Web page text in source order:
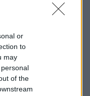
or
to
may
of the